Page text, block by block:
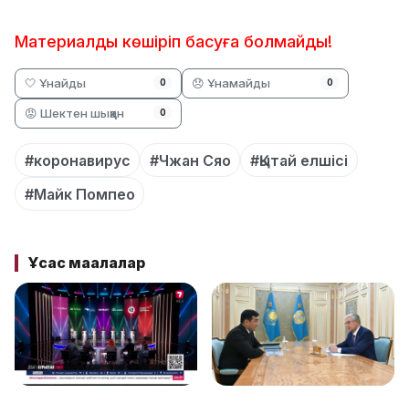
Материалды көшіріп басуға болмайды!
🤍 Ұнайды 0 😞 Ұнамайды 0
😡 Шектен шыққан 0
#коронавирус #Чжан Сяо
#Қытай елшісі
#Майк Помпео
Ұқсас мақалалар